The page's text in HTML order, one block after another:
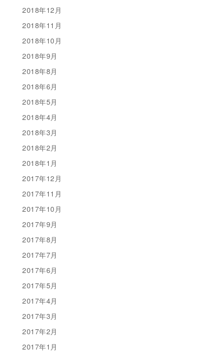
2018年12月
2018年11月
2018年10月
2018年9月
2018年8月
2018年6月
2018年5月
2018年4月
2018年3月
2018年2月
2018年1月
2017年12月
2017年11月
2017年10月
2017年9月
2017年8月
2017年7月
2017年6月
2017年5月
2017年4月
2017年3月
2017年2月
2017年1月